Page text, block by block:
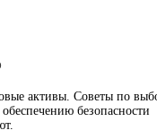
активы. Советы по
безопасности